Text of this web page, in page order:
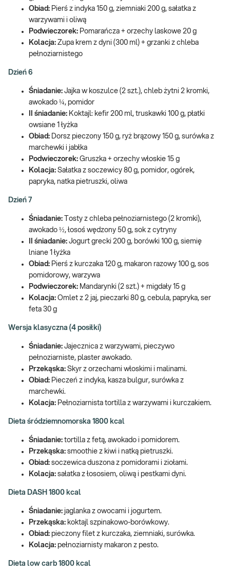
Obiad: Pierś z indyka 150 g, ziemniaki 200 g, sałatka z
warzywami i oliwą
Podwieczorek: Pomarańcza + orzechy laskowe 20 g
Kolacja: Zupa krem z dyni (300 ml) + grzanki z chleba
pełnoziarnistego
Dzień 6
Śniadanie: Jajka w koszulce (2 szt.), chleb żytni 2 kromki,
awokado ¼, pomidor
II śniadanie: Koktajl: kefir 200 ml, truskawki 100 g, płatki
owsiane 1 łyżka
Obiad: Dorsz pieczony 150 g, ryż brązowy 150 g, surówka z
marchewki i jabłka
Podwieczorek: Gruszka + orzechy włoskie 15 g
Kolacja: Sałatka z soczewicy 80 g, pomidor, ogórek,
papryka, natka pietruszki, oliwa
Dzień 7
Śniadanie: Tosty z chleba pełnoziarnistego (2 kromki),
awokado ½, łosoś wędzony 50 g, sok z cytryny
II śniadanie: Jogurt grecki 200 g, borówki 100 g, siemię
lniane 1 łyżka
Obiad: Pierś z kurczaka 120 g, makaron razowy 100 g, sos
pomidorowy, warzywa
Podwieczorek: Mandarynki (2 szt.) + migdały 15 g
Kolacja: Omlet z 2 jaj, pieczarki 80 g, cebula, papryka, ser
feta 30 g
Wersja klasyczna (4 posiłki)
Śniadanie: Jajecznica z warzywami, pieczywo
pełnoziarniste, plaster awokado.
Przekąska: Skyr z orzechami włoskimi i malinami.
Obiad: Pieczeń z indyka, kasza bulgur, surówka z
marchewki.
Kolacja: Pełnoziarnista tortilla z warzywami i kurczakiem.
Dieta śródziemnomorska 1800 kcal
Śniadanie: tortilla z fetą, awokado i pomidorem.
Przekąska: smoothie z kiwi i natką pietruszki.
Obiad: soczewica duszona z pomidorami i ziołami.
Kolacja: sałatka z łososiem, oliwą i pestkami dyni.
Dieta DASH 1800 kcal
Śniadanie: jaglanka z owocami i jogurtem.
Przekąska: koktajl szpinakowo-borówkowy.
Obiad: pieczony filet z kurczaka, ziemniaki, surówka.
Kolacja: pełnoziarnisty makaron z pesto.
Dieta low carb 1800 kcal